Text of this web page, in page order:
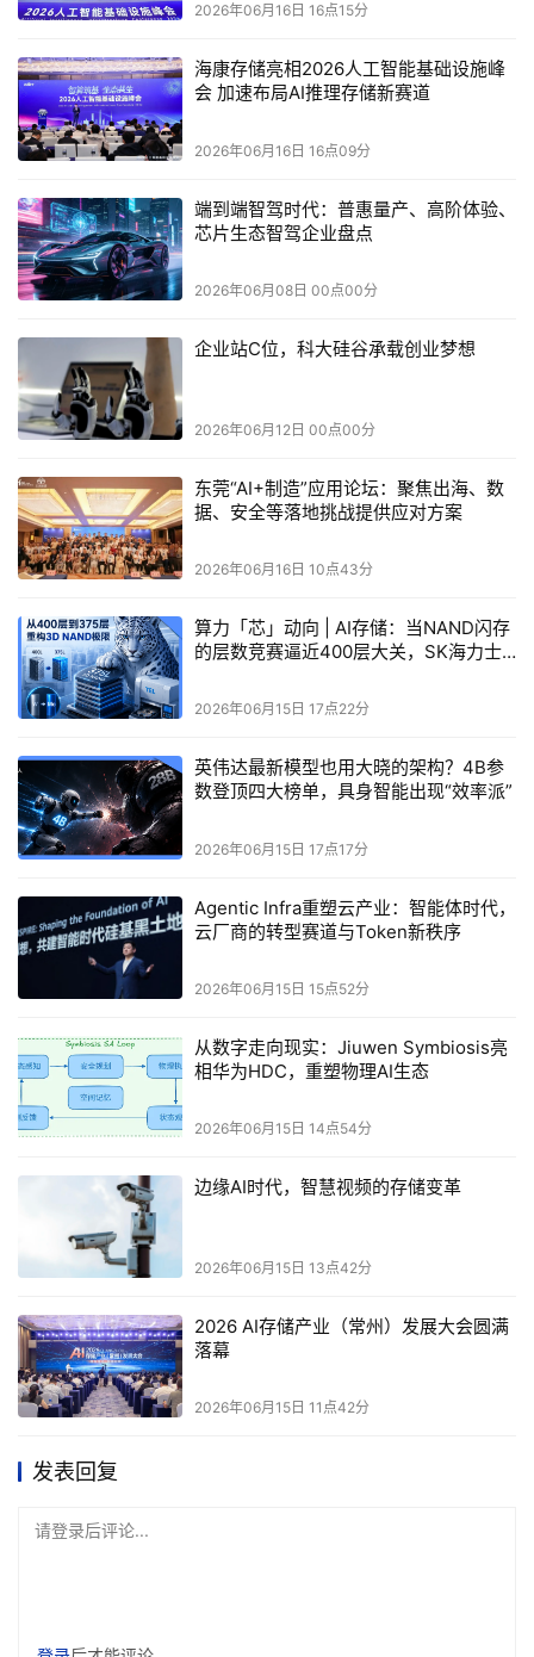
但隐患同样明显。产销率从2023年的99.46%下滑到2024
年的78.53%，再到2025年前三季度的69.48%，近三成芯
片没有卖出去。在营收高度依赖单一客户的情况下，这更像
的是，燧原向腾讯销售的同类产品单价低于市场价—— 大客
户同时掌握了定价权
板。当百度昆仑芯背靠文心一言、阿里平头哥服务于通义千
问时，腾讯在大模型训练和AI应用上的投入相对保守。燧原
像是被绑在一辆速度不算最快的战车上，战车加速它就加
推理赛道的差异化赌注
燧原的另一个关键选择，是重推理、轻训练
1.15%。这与摩尔线程、壁仞等强调训推一体的路线形成了
鲜明对比。
这个选择有其产业逻辑。随着大模型从训练阶段转向推理部
署，推理芯片的市场需求正在爆发。英伟达在全球云端AI芯
加速渗透。谷歌Gemini 3由自研TPU训练完成，已经打破了
英伟达在训练领域的绝对垄断。
则更看重性价比和能效比，门槛相对更低，参与者也更多。
在推理红海里建立足够深的护城河，还需要更多非腾讯客户
但风险在于，推理市场的竞争比训练更残酷。燧原的GCU-
2026年06月16日 16点15分
海康存储亮相2026人工智能基础设施峰
会 加速布局AI推理存储新赛道
2026年06月16日 16点09分
端到端智驾时代：普惠量产、高阶体验、
芯片生态智驾企业盘点
2026年06月08日 00点00分
企业站C位，科大硅谷承载创业梦想
2026年06月12日 00点00分
东莞“AI+制造”应用论坛：聚焦出海、数
据、安全等落地挑战提供应对方案
2026年06月16日 10点43分
算力「芯」动向 | AI存储：当NAND闪存
的层数竞赛逼近400层大关，SK海力士
2026年06月15日 17点22分
英伟达最新模型也用大晓的架构？4B参
数登顶四大榜单，具身智能出现“效率派”
2026年06月15日 17点17分
Agentic Infra重塑云产业：智能体时代，
云厂商的转型赛道与Token新秩序
2026年06月15日 15点52分
从数字走向现实：Jiuwen Symbiosis亮
相华为HDC，重塑物理AI生态
2026年06月15日 14点54分
边缘AI时代，智慧视频的存储变革
2026年06月15日 13点42分
2026 AI存储产业（常州）发展大会圆满
落幕
2026年06月15日 11点42分
发表回复
请登录后评论...